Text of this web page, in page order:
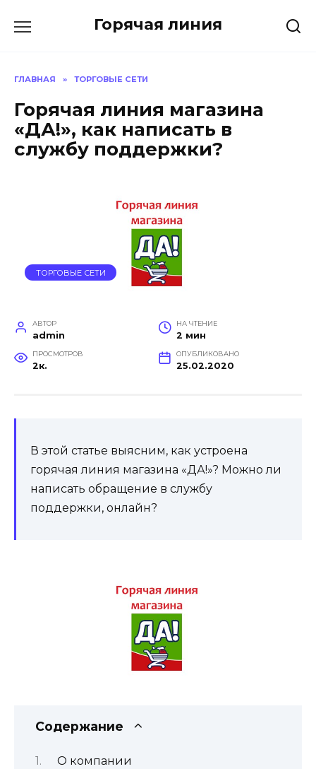
Горячая линия
ГЛАВНАЯ » ТОРГОВЫЕ СЕТИ
Горячая линия магазина
«ДА!», как написать в
службу поддержки?
ТОРГОВЫЕ СЕТИ
АВТОР
admin
НА ЧТЕНИЕ
2 мин
ПРОСМОТРОВ
2к.
ОПУБЛИКОВАНО
25.02.2020
В этой статье выясним, как устроена
горячая линия магазина «ДА!»? Можно ли
написать обращение в службу
поддержки, онлайн?
Содержание
О компании